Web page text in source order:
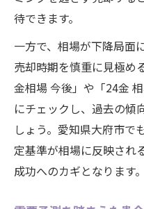
待できます。
一方で、相場が下降局面
売却時期を慎重に見極め
金相場 今後」や「24金
にチェックし、過去の傾
しょう。愛知県大府市で
定基準が相場に反映され
成功へのカギとなります。